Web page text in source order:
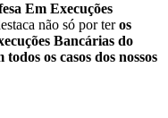
Em Execuções
não só por teros
Bancárias do
todos os casos dos nossos